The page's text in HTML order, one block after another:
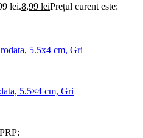
lei.8,99 leiPrețul curent este:
5.5×4 cm, Gri